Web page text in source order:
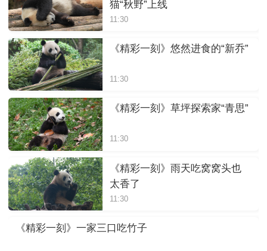
猫“秋野”上线
11:30
《精彩一刻》悠然进食的“新乔”
11:30
《精彩一刻》草坪探索家“青思”
11:30
《精彩一刻》雨天吃窝窝头也
太香了
11:30
《精彩一刻》一家三口吃竹子